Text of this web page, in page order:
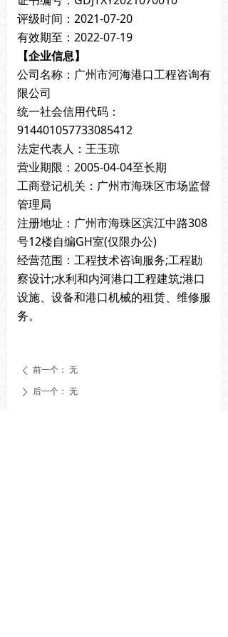
评级时间：2021-07-20
有效期至：2022-07-19
【企业信息】
公司名称：广州市河海港口工程咨询有
限公司
统一社会信用代码：
914401057733085412
法定代表人：王玉琼
营业期限：2005-04-04至长期
工商登记机关：广州市海珠区市场监督
管理局
注册地址： 广州市海珠区滨江中路308
号12楼自编GH室(仅限办公)
经营范围：工程技术咨询服务;工程勘
察设计;水利和内河港口工程建筑;港口
设施、设备和港口机械的租赁、维修服
务。
ꄴ 前一个： 无
ꄲ 后一个： 无